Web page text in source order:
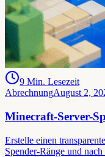
9 Min. Lesezeit
AbrechnungAugust 2,
Minecraft-Server-
Erstelle einen
Spender-Ränge und